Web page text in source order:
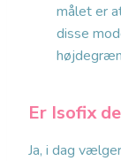
målet er
disse
Er Isofix
Ja, i dag